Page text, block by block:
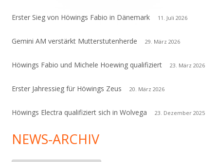
Erster Sieg von Höwings Fabio in Dänemark 11. Juli 2026
Gemini AM verstärkt Mutterstutenherde 29. März 2026
Höwings Fabio und Michele Hoewing qualifiziert 23. März 2026
Erster Jahressieg für Höwings Zeus 20. März 2026
Höwings Electra qualifiziert sich in Wolvega 23. Dezember 2025
NEWS-ARCHIV